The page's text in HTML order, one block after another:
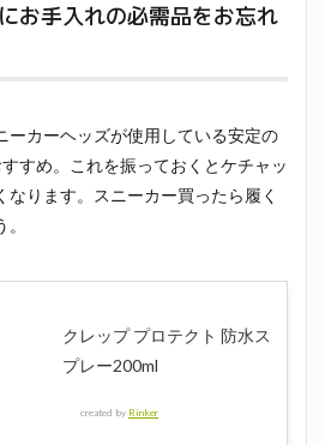
お手入れの必需品をお忘れ
ーカーヘッズが使用している安定の
すめ。これを振っておくとケチャッ
なります。スニーカー買ったら履く
クレップ プロテクト 防水ス
プレー200ml
created by Rinker